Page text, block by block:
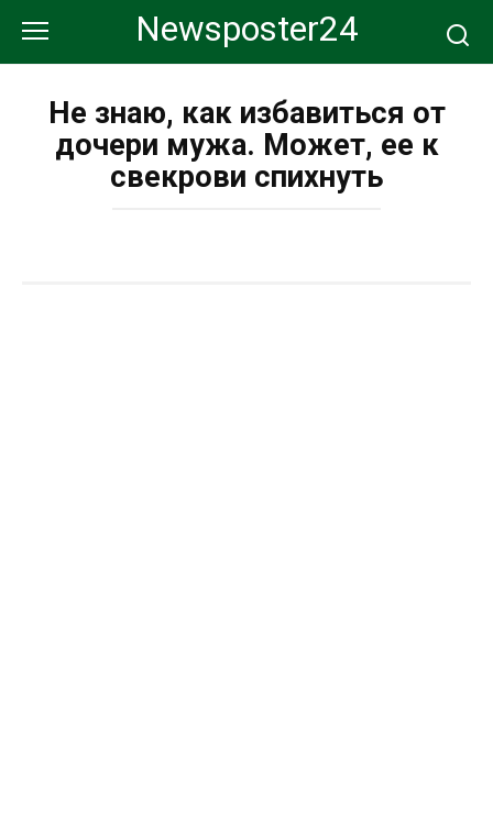
контенту
Newsposter24
Не знаю, как избавиться от
дочери мужа. Может, ее к
свекрови спихнуть